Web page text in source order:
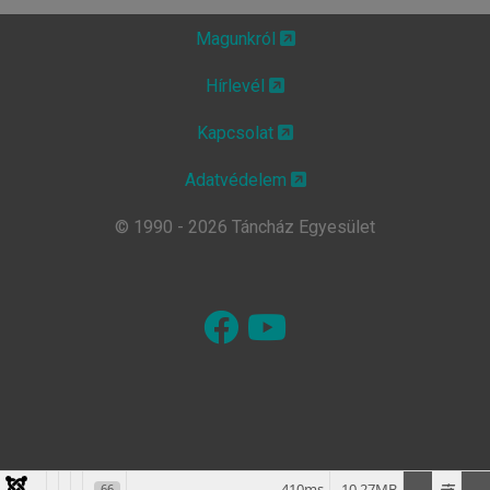
Magunkról
Hírlevél
Kapcsolat
Adatvédelem
© 1990 - 2026 Táncház Egyesület